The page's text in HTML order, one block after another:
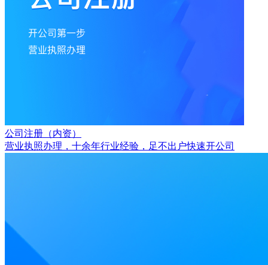
公司注册（内资）
营业执照办理，十余年行业经验，足不出户快速开公司